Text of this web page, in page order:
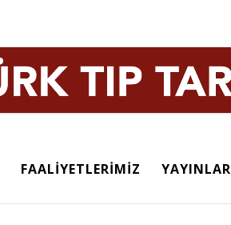
FAALİYETLERİMİZ YAYINLAR